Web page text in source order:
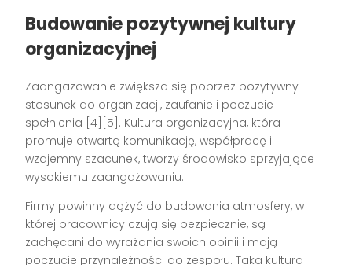
Budowanie pozytywnej kultury
organizacyjnej
Zaangażowanie zwiększa się poprzez pozytywny
stosunek do organizacji, zaufanie i poczucie
spełnienia [4][5]. Kultura organizacyjna, która
promuje otwartą komunikację, współpracę i
wzajemny szacunek, tworzy środowisko sprzyjające
wysokiemu zaangażowaniu.
Firmy powinny dążyć do budowania atmosfery, w
której pracownicy czują się bezpiecznie, są
zachęcani do wyrażania swoich opinii i mają
poczucie przynależności do zespołu. Taka kultura